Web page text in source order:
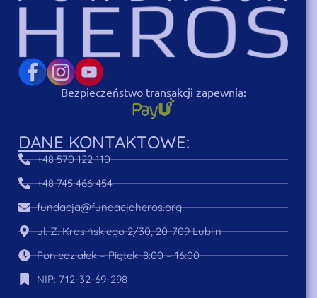
Bezpieczeństwo transakcji zapewnia:
DANE KONTAKTOWE:
+48 570 122 110
+48 745 466 454
fundacja@fundacjaheros.org
ul. Z. Krasińskiego 2/30, 20-709 Lublin
Poniedziałek – Piątek: 8:00 – 16:00
NIP: 712-32-69-298